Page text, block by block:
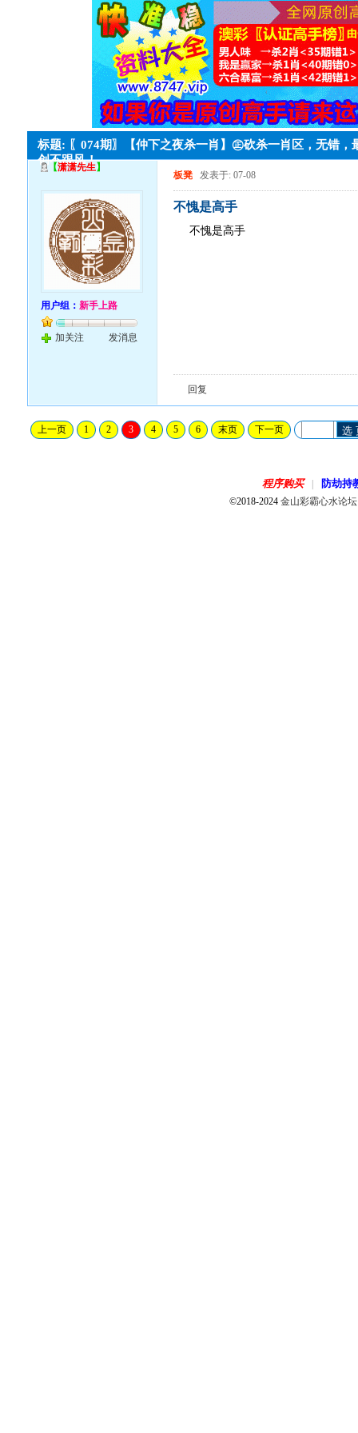
标题: 〖074期〗【仲下之夜杀一肖】㊣砍杀一肖区，无错，
创不跟风！
【潇潇先生】
用户组：新手上路
加关注 发消息
板凳 发表于: 07-08
不愧是高手
不愧是高手
回复
上一页 1 2 3 4 5 6 末页 下一页 选
程序购买 防劫持
©2018-2024金山彩霸心水论坛